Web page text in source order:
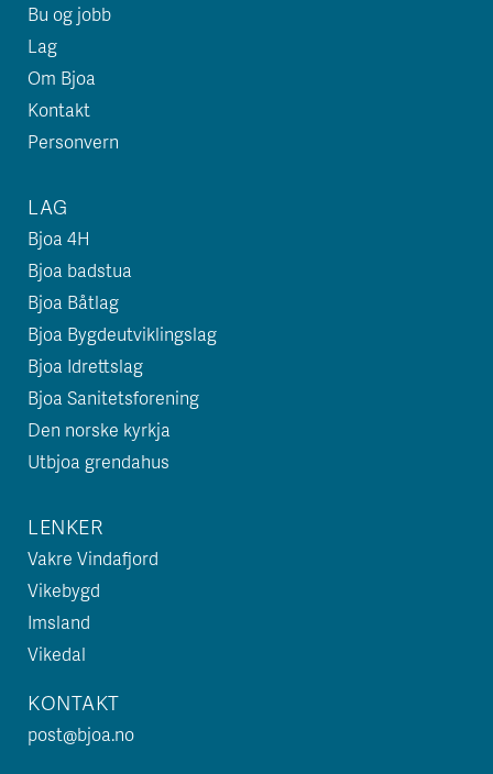
Bu og jobb
Lag
Om Bjoa
Kontakt
Personvern
LAG
Bjoa 4H
Bjoa badstua
Bjoa Båtlag
Bjoa Bygdeutviklingslag
Bjoa Idrettslag
Bjoa Sanitetsforening
Den norske kyrkja
Utbjoa grendahus
LENKER
Vakre Vindafjord
Vikebygd
Imsland
Vikedal
KONTAKT
post@bjoa.no